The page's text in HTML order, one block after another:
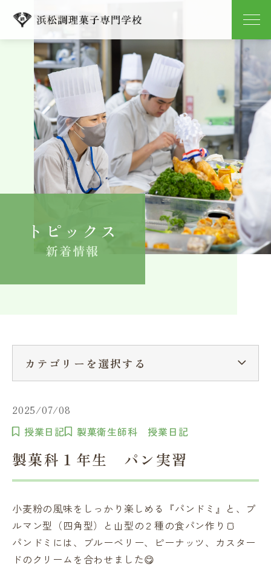
学校紹介
学科紹介
キャンパスライフ
就職
よくある質問
卒業生の方へ在学生へ一般の方へ（教室・講習会）
トピックス
新着情報
2025/07/08
授業日記 製菓衛生師科 授業日記
製菓科１年生 パン実習
小麦粉の風味をしっかり楽しめる『パンドミ』と、プ
ルマン型（四角型）と山型の２種の食パン作り🍞
パンドミには、ブルーベリー、ピーナッツ、カスター
ドのクリームを合わせました😋
カテゴリーを選択する